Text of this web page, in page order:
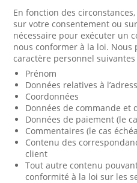
En fonction des
sur votre consentement ou
nécessaire pour exécuter un
nous conformer à la loi. Nous
caractère personnel
Prénom
Données relatives à
Coordonnées
Données de commande et
Données de paiement (le
Commentaires (le cas
Contenu des
client
Tout autre contenu
conformité à la loi sur les